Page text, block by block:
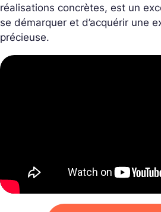
réalisations concrètes, est un
se démarquer et d’acquérir une
précieuse.